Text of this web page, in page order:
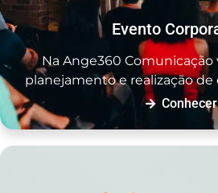
Evento
Na Ange360
planejamento e realização de
Conhecer